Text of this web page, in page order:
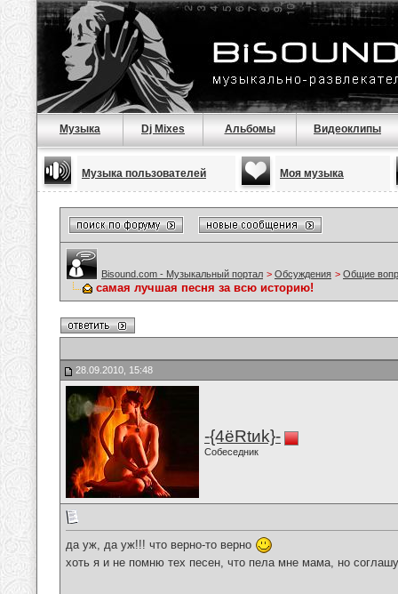
Музыка Dj Mixes Альбомы Видеоклипы
Музыка пользователей Моя музыка
Bisound.com - Музыкальный портал > Обсуждения > Общие
самая лучшая песня за всю историю!
28.09.2010, 15:48
-{4ёRtиk}-
Собеседник
да уж, да уж!!! что верно-то верно
хоть я и не помню тех песен, что пела мне мама, но